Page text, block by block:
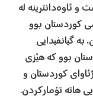
و ئاوەدانترینە له
کوردستان بوو
بە گیانفیدایی
بوو که هێزی
کوردستان و
ھاتە تۆمارکردن.